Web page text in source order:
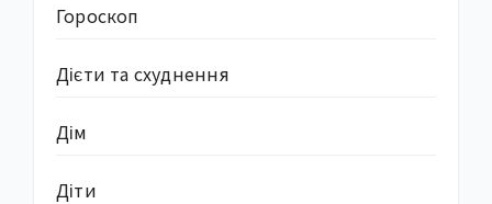
Гороскоп
Дієти та схуднення
Дім
Діти